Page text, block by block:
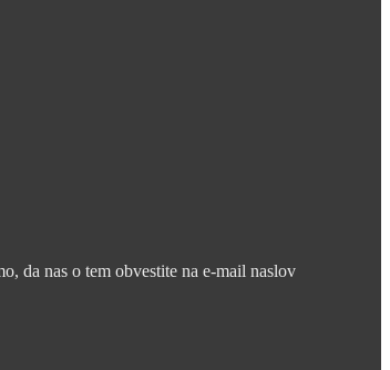
da nas o tem obvestite na e-mail naslov